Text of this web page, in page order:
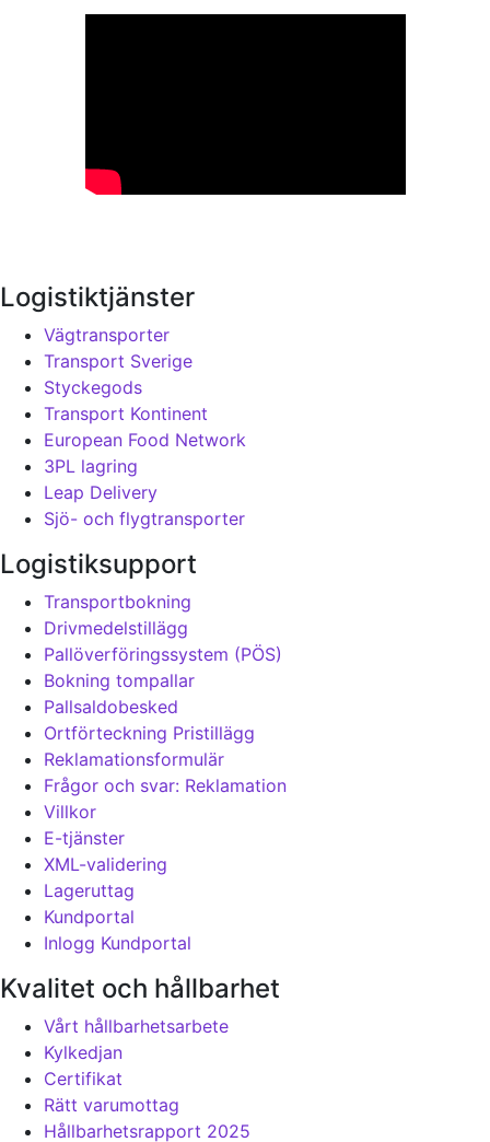
Logistiktjänster
Vägtransporter
Transport Sverige
Styckegods
Transport Kontinent
European Food Network
3PL lagring
Leap Delivery
Sjö- och flygtransporter
Logistiksupport
Transportbokning
Drivmedelstillägg
Pallöverföringssystem (PÖS)
Bokning tompallar
Pallsaldobesked
Ortförteckning Pristillägg
Reklamationsformulär
Frågor och svar: Reklamation
Villkor
E-tjänster
XML-validering
Lageruttag
Kundportal
Inlogg Kundportal
Kvalitet och hållbarhet
Vårt hållbarhetsarbete
Kylkedjan
Certifikat
Rätt varumottag
Hållbarhetsrapport 2025